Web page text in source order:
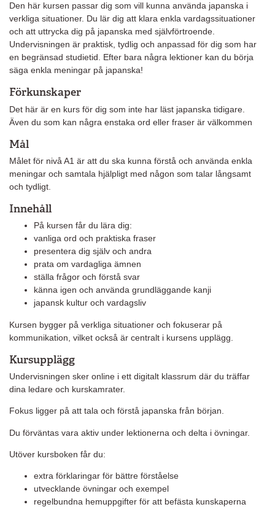
Den här kursen passar dig som vill kunna använda japanska i
verkliga situationer. Du lär dig att klara enkla vardagssituationer
och att uttrycka dig på japanska med självförtroende.
Undervisningen är praktisk, tydlig och anpassad för dig som har
en begränsad studietid. Efter bara några lektioner kan du börja
säga enkla meningar på japanska!
Förkunskaper
Det här är en kurs för dig som inte har läst japanska tidigare.
Även du som kan några enstaka ord eller fraser är välkommen
Mål
Målet för nivå A1 är att du ska kunna förstå och använda enkla
meningar och samtala hjälpligt med någon som talar långsamt
och tydligt.
Innehåll
På kursen får du lära dig:
vanliga ord och praktiska fraser
presentera dig själv och andra
prata om vardagliga ämnen
ställa frågor och förstå svar
känna igen och använda grundläggande kanji
japansk kultur och vardagsliv
Kursen bygger på verkliga situationer och fokuserar på
kommunikation, vilket också är centralt i kursens upplägg.
Kursupplägg
Undervisningen sker online i ett digitalt klassrum där du träffar
dina ledare och kurskamrater.
Fokus ligger på att tala och förstå japanska från början.
Du förväntas vara aktiv under lektionerna och delta i övningar.
Utöver kursboken får du:
extra förklaringar för bättre förståelse
utvecklande övningar och exempel
regelbundna hemuppgifter för att befästa kunskaperna